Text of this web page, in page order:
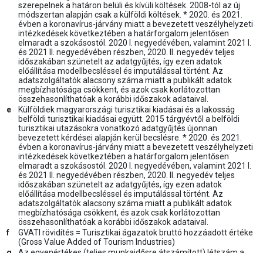
szerepelnek a határon belüli és kívüli költések. 2008-tól az új
módszertan alapján csak a külföldi költések. * 2020. és 2021.
évben a koronavírus-járvány miatt a bevezetett veszélyhelyzeti
intézkedések következtében a határforgalom jelentősen
elmaradt a szokásostól. 2020 I. negyedévében, valamint 2021 I.
és 2021 II. negyedévében részben, 2020. II. negyedév teljes
időszakában szünetelt az adatgyűjtés, így ezen adatok
előállítása modellbecsléssel és imputálással történt. Az
adatszolgáltatók alacsony száma miatt a publikált adatok
megbízhatósága csökkent, és azok csak korlátozottan
összehasonlíthatóak a korábbi időszakok adataival.
e
Külföldiek magyarországi turisztikai kiadásai és a lakosság
belföldi turisztikai kiadásai együtt. 2015 tárgyévtől a belföldi
turisztikai utazásokra vonatkozó adatgyűjtés újonnan
bevezetett kérdései alapján kerül becslésre. * 2020. és 2021.
évben a koronavírus-járvány miatt a bevezetett veszélyhelyzeti
intézkedések következtében a határforgalom jelentősen
elmaradt a szokásostól. 2020 I. negyedévében, valamint 2021 I.
és 2021 II. negyedévében részben, 2020. II. negyedév teljes
időszakában szünetelt az adatgyűjtés, így ezen adatok
előállítása modellbecsléssel és imputálással történt. Az
adatszolgáltatók alacsony száma miatt a publikált adatok
megbízhatósága csökkent, és azok csak korlátozottan
összehasonlíthatóak a korábbi időszakok adataival.
f
GVATI rövidítés = Turisztikai ágazatok bruttó hozzáadott értéke
(Gross Value Added of Tourism Industries)